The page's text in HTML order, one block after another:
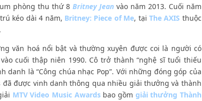
phòng thu thứ 8 Britney Jeanvào năm 2013. Cuối năm
kéo dài 4 năm, Britney: Piece of Me, tạiThe AXIS thuộc
văn hoá nổi bật và thường xuyên được coi là người có
vào cuối thập niên 1990. Cô trở thành “nghệ sĩ tuổi thiếu
danh là “Công chúa nhạc Pop”. Với những đóng góp của
được vinh danh thông qua nhiều giải thưởng và thành
MTV Video Music Awardsbao gồm giải thưởng Thành